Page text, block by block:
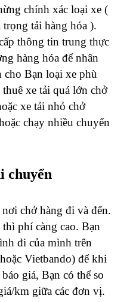
chính xác loại xe (
tải hàng hóa ).
thông tin trung thực
hàng hóa để nhân
Bạn loại xe phù
xe tải quá lớn chở
xe tải nhỏ chở
chạy nhiều chuyến
chuyển
chở hàng đi và đến.
phí càng cao. Bạn
đi của mình trên
Vietbando) để khi
giá, Bạn có thể so
km giữa các đơn vị.